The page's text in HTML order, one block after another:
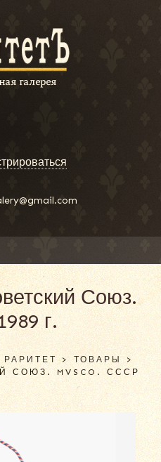
Союз.
г.
> ТОВАРЫ >
СОЮЗ. MVSCO. СССР